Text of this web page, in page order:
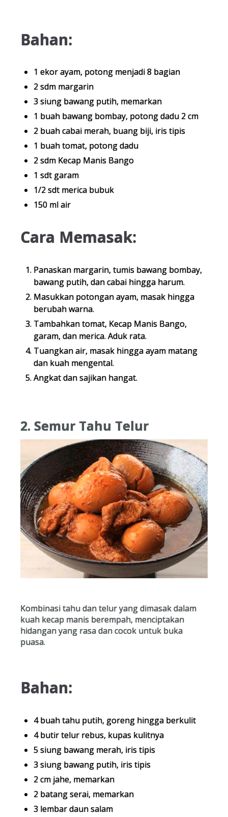
Bahan:
1 ekor ayam, potong menjadi 8 bagian
2 sdm margarin
3 siung bawang putih, memarkan
1 buah bawang bombay, potong dadu 2 cm
2 buah cabai merah, buang biji, iris tipis
1 buah tomat, potong dadu
2 sdm Kecap Manis Bango
1 sdt garam
1/2 sdt merica bubuk
150 ml air
Cara Memasak:
Panaskan margarin, tumis bawang bombay,
bawang putih, dan cabai hingga harum.
Masukkan potongan ayam, masak hingga
berubah warna.
Tambahkan tomat, Kecap Manis Bango,
garam, dan merica. Aduk rata.
Tuangkan air, masak hingga ayam matang
dan kuah mengental.
Angkat dan sajikan hangat.
2. Semur Tahu Telur
Kombinasi tahu dan telur yang dimasak dalam
kuah kecap manis berempah, menciptakan
hidangan yang rasa dan cocok untuk buka
puasa.
Bahan:
4 buah tahu putih, goreng hingga berkulit
4 butir telur rebus, kupas kulitnya
5 siung bawang merah, iris tipis
3 siung bawang putih, iris tipis
2 cm jahe, memarkan
2 batang serai, memarkan
3 lembar daun salam